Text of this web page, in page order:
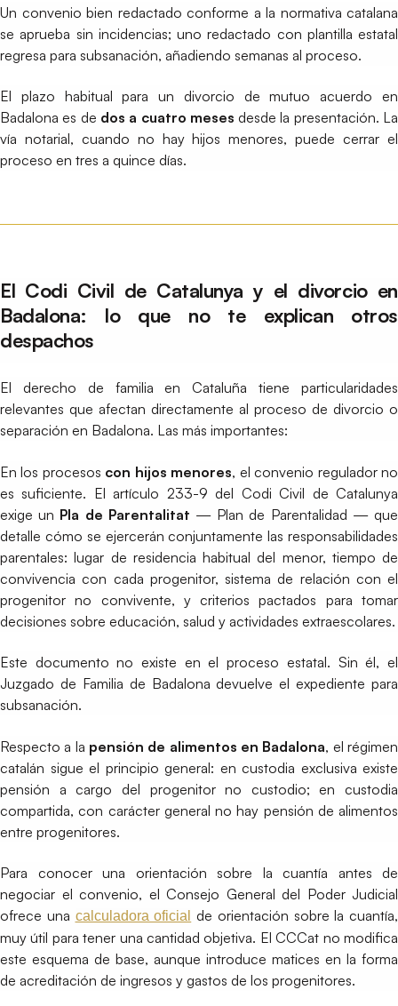
Un convenio bien redactado conforme a la normativa catalana
se aprueba sin incidencias; uno redactado con plantilla estatal
regresa para subsanación, añadiendo semanas al proceso.
El plazo habitual para un divorcio de mutuo acuerdo en
Badalona es de dos a cuatro meses desde la presentación. La
vía notarial, cuando no hay hijos menores, puede cerrar el
proceso en tres a quince días.
El Codi Civil de Catalunya y el divorcio en
Badalona: lo que no te explican otros
despachos
El derecho de familia en Cataluña tiene particularidades
relevantes que afectan directamente al proceso de divorcio o
separación en Badalona. Las más importantes:
En los procesos con hijos menores, el convenio regulador no
es suficiente. El artículo 233-9 del Codi Civil de Catalunya
exige un Pla de Parentalitat — Plan de Parentalidad — que
detalle cómo se ejercerán conjuntamente las responsabilidades
parentales: lugar de residencia habitual del menor, tiempo de
convivencia con cada progenitor, sistema de relación con el
progenitor no convivente, y criterios pactados para tomar
decisiones sobre educación, salud y actividades extraescolares.
Este documento no existe en el proceso estatal. Sin él, el
Juzgado de Familia de Badalona devuelve el expediente para
subsanación.
Respecto a la pensión de alimentos en Badalona, el régimen
catalán sigue el principio general: en custodia exclusiva existe
pensión a cargo del progenitor no custodio; en custodia
compartida, con carácter general no hay pensión de alimentos
entre progenitores.
Para conocer una orientación sobre la cuantía antes de
negociar el convenio, el Consejo General del Poder Judicial
ofrece una calculadora oficial
de orientación sobre la cuantía,
muy útil para tener una cantidad objetiva. El CCCat no modifica
este esquema de base, aunque introduce matices en la forma
de acreditación de ingresos y gastos de los progenitores.